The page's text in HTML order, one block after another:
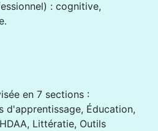
: cognitive,
en 7 sections :
d'apprentissage, Éducation,
Littératie, Outils